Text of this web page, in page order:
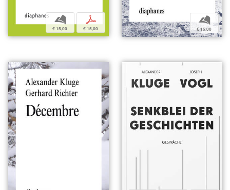
b
€ 15,00
p
€ 15,00
b
€ 15,00